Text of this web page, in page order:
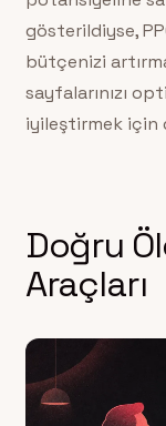
gösterildiyse,
bütçenizi
sayfalarınızı
iyileştirmek için
Doğru
Araçları